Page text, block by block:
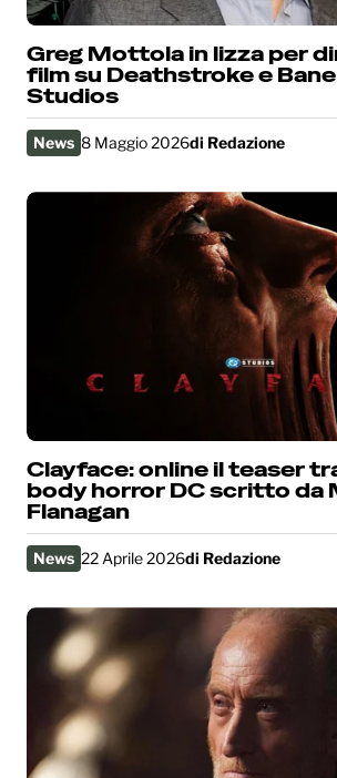
Greg Mottola in lizza per
film su Deathstroke e
Studios
News 8 Maggio 2026di Redazione
Clayface: online il teaser
body horror DC scritto da
Flanagan
News 22 Aprile 2026di Redazione